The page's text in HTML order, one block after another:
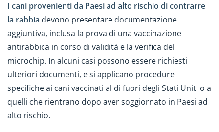
I cani provenienti da Paesi ad alto rischio di contrarre
la rabbia devono presentare documentazione
aggiuntiva, inclusa la prova di una vaccinazione
antirabbica in corso di validità e la verifica del
microchip. In alcuni casi possono essere richiesti
ulteriori documenti, e si applicano procedure
specifiche ai cani vaccinati al di fuori degli Stati Uniti o a
quelli che rientrano dopo aver soggiornato in Paesi ad
alto rischio.